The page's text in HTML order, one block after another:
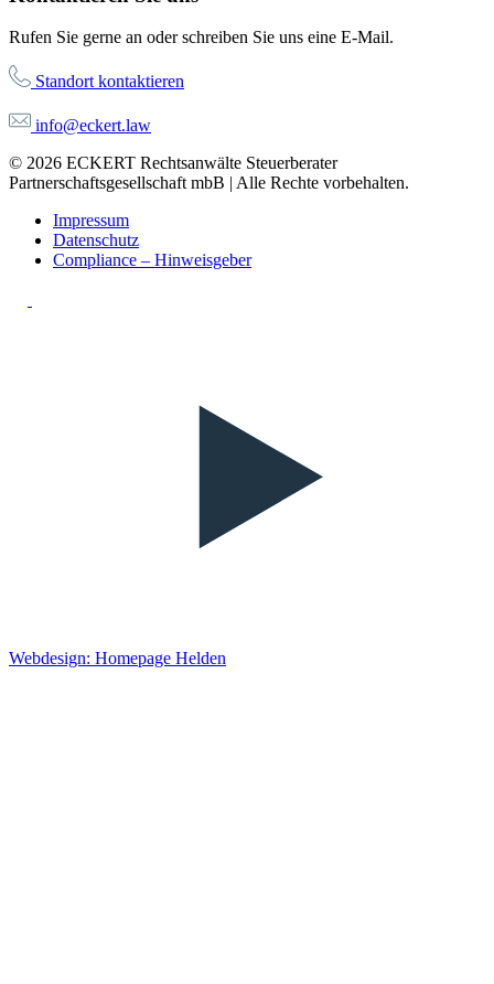
Rufen Sie gerne an oder schreiben Sie uns eine E-Mail.
Standort kontaktieren
info@eckert.law
© 2026 ECKERT Rechtsanwälte Steuerberater
Partnerschaftsgesellschaft mbB | Alle Rechte vorbehalten.
Impressum
Datenschutz
Compliance – Hinweisgeber
Webdesign: Homepage Helden